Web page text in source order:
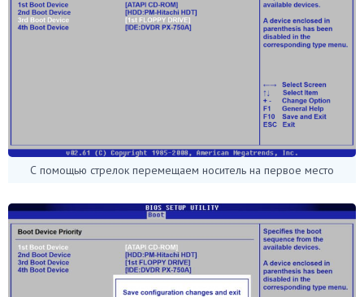
С помощью стрелок перемещаем носитель на первое место